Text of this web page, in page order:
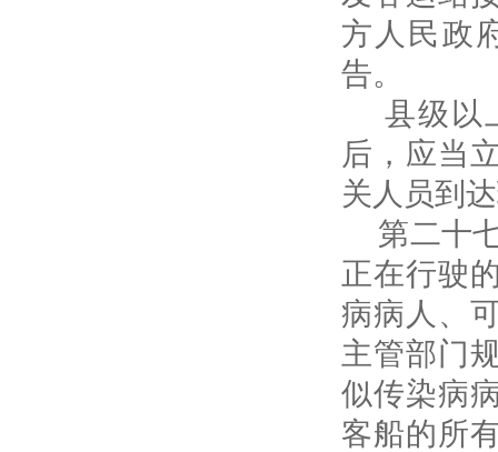
方人民政
告。
县级以
后，应当
关人员到
第二十
正在行驶
病病人、
主管部门
似传染病
客船的所